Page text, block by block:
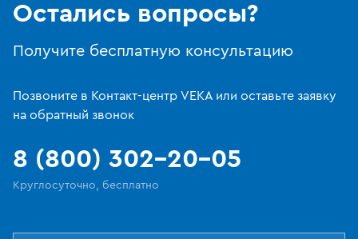
Остались вопросы?
Получите бесплатную консультацию
Позвоните в Контакт-центр VEKA или оставьте заявку
на обратный звонок
8 (800) 302-20-05
Круглосуточно, бесплатно